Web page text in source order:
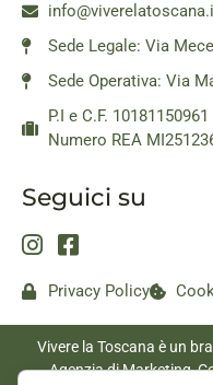
Sede Legale: Via
Sede Operativa: Via
P.I e C.F.
Numero REA
Seguici su
Privacy Policy
Vivere la Toscana è un
Agenzia di Marketing,